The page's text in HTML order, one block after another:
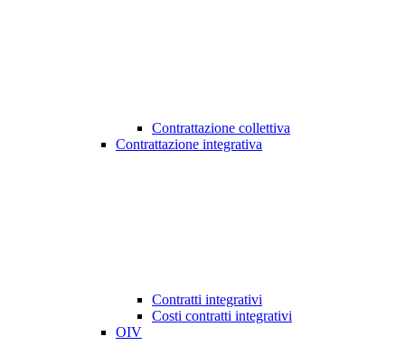
Contrattazione collettiva
Contrattazione integrativa
Contratti integrativi
Costi contratti integrativi
OIV